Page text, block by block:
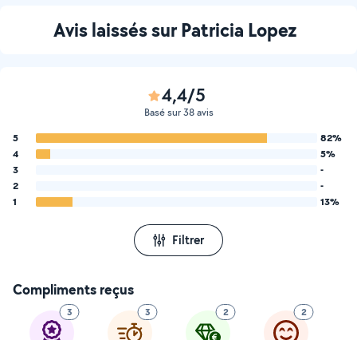
Avis laissés sur Patricia Lopez
4,4/5
Basé sur 38 avis
5
82%
4
5%
3
-
2
-
1
13%
Filtrer
Compliments reçus
3 3 2 2